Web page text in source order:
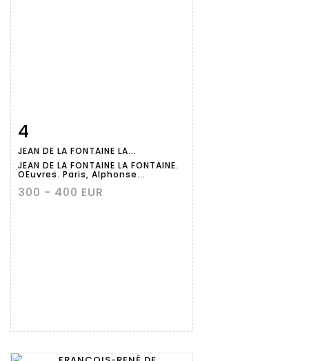
détaillée
4
JEAN DE LA FONTAINE LA...
JEAN DE LA FONTAINE LA FONTAINE.
OEuvres. Paris, Alphonse...
300 - 400 EUR